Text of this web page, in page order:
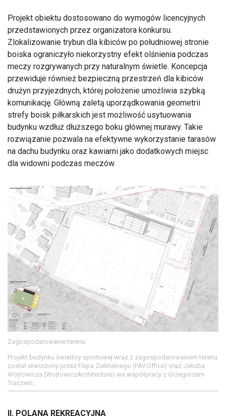
Projekt obiektu dostosowano do wymogów licencyjnych
przedstawionych przez organizatora konkursu.
Zlokalizowanie trybun dla kibiców po południowej stronie
boiska ograniczyło niekorzystny efekt olśnienia podczas
meczy rozgrywanych przy naturalnym świetle. Koncepcja
przewiduje również bezpieczną przestrzeń dla kibiców
drużyn przyjezdnych, której położenie umożliwia szybką
komunikację. Główną zaletą uporządkowania geometrii
strefy boisk piłkarskich jest możliwość usytuowania
budynku wzdłuż dłuższego boku głównej murawy. Takie
rozwiązanie pozwala na efektywne wykorzystanie tarasów
na dachu budynku oraz kawiarni jako dodatkowych miejsc
dla widowni podczas meczów.
Zagospodarowanie terenu
Projekt budynku świetlicy sportowej wraz z zagospodarowaniem terenu
został stworzony przez Filipa Zielińskiego (FAV.Office) oraz Jakuba
Wójtowicza (WojtowiczArchitecture) we współpracy z Grzegorzem
Traczem.
II. POLANA REKREACYJNA